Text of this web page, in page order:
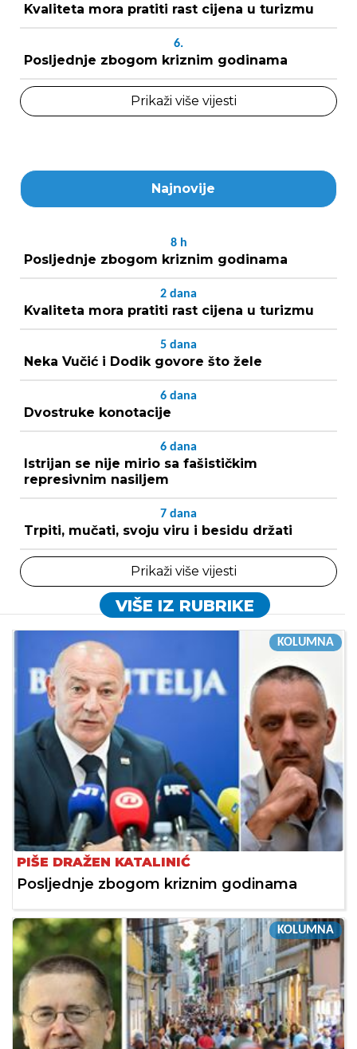
Kvaliteta mora pratiti rast cijena u turizmu
6.
Posljednje zbogom kriznim godinama
Prikaži više vijesti
Najnovije
8 h
Posljednje zbogom kriznim godinama
2 dana
Kvaliteta mora pratiti rast cijena u turizmu
5 dana
Neka Vučić i Dodik govore što žele
6 dana
Dvostruke konotacije
6 dana
Istrijan se nije mirio sa fašističkim
represivnim nasiljem
7 dana
Trpiti, mučati, svoju viru i besidu držati
Prikaži više vijesti
VIŠE IZ RUBRIKE
KOLUMNA
PIŠE DRAŽEN KATALINIĆ
Posljednje zbogom kriznim godinama
KOLUMNA